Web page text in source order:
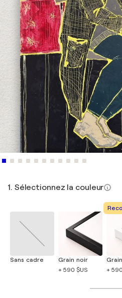
1. Sélectionnez la couleur
Sans cadre
Grain noir
+ 590 $US
+